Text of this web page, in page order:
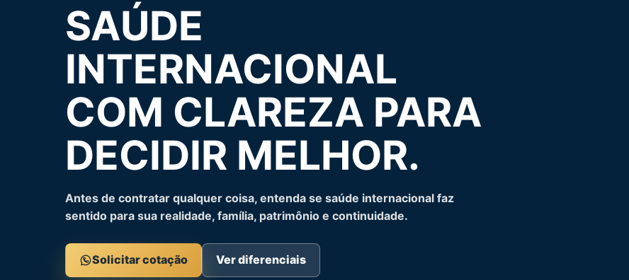
SAÚDE
INTERNACIONAL
COM CLAREZA PARA
DECIDIR MELHOR.
Antes de contratar qualquer coisa, entenda se saúde internacional faz
sentido para sua realidade, família, patrimônio e continuidade.
Solicitar cotação Ver diferenciais